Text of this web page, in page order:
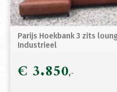
Parijs Hoekbank 3 zits
Industrieel
€ 3.850